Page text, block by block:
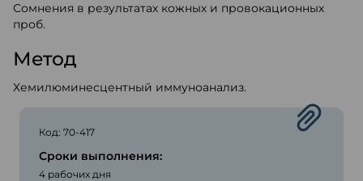
Сомнения в результатах кожных и провокационных
проб.
Метод
Хемилюминесцентный иммуноанализ.
Код: 70-417
Сроки выполнения:
4 рабочих дня